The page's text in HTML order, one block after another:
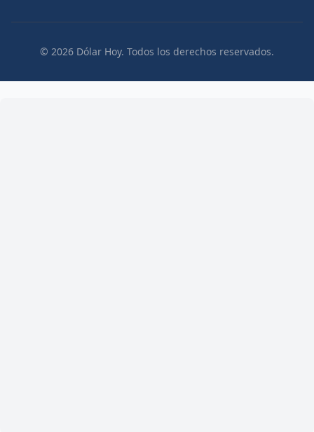
© 2026 Dólar Hoy. Todos los derechos reservados.